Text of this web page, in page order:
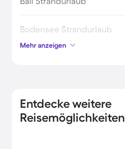
Bodensee Strandurlaub
Kreta Strandurlaub
Mehr anzeigen
Entdecke weitere
Reisemöglichkeiten